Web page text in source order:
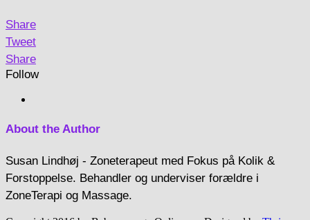
Share
Tweet
Share
Follow
About the Author
Susan Lindhøj - Zoneterapeut med Fokus på Kolik &
Forstoppelse. Behandler og underviser forældre i
ZoneTerapi og Massage.